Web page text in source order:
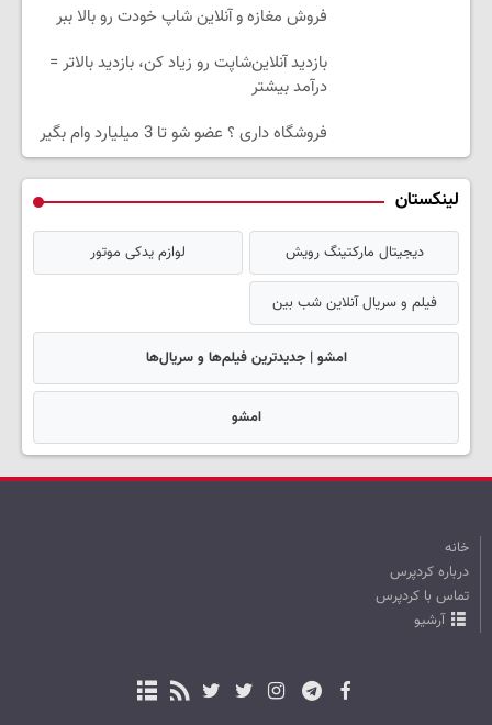
فروش مغازه و آنلاین شاپ خودت رو بالا ببر
بازدید آنلاین‌شاپت رو زیاد کن، بازدید بالاتر =
درآمد بیشتر
فروشگاه داری ؟ عضو شو تا 3 میلیارد وام بگیر
لینکستان
دیجیتال مارکتینگ رویش لوازم یدکی موتور
فیلم و سریال آنلاین شب بین
امشو | جدیدترین فیلم‌ها و سریال‌ها
امشو
خانه
درباره کردپرس
تماس با کردپرس
آرشیو